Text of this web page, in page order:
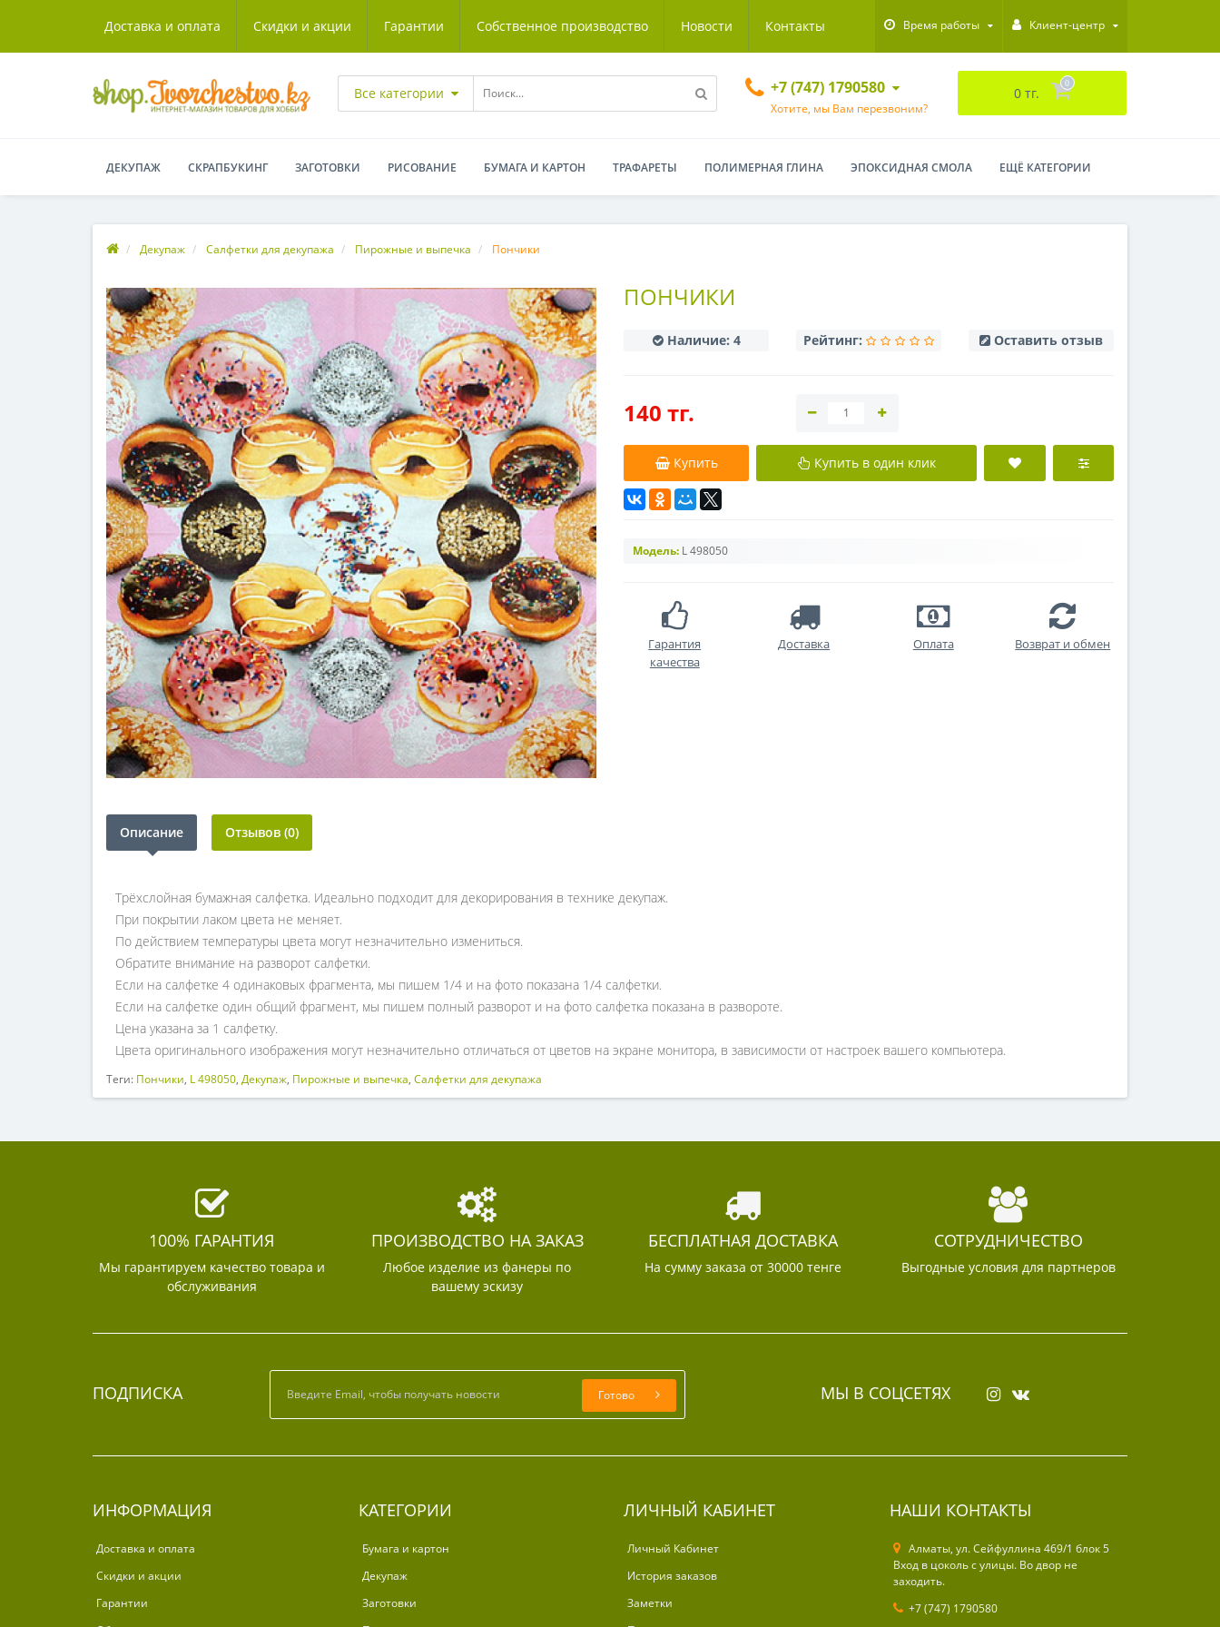
Доставка и оплата Скидки и акции Гарантии Собственное производство Новости Контакты Время работы Клиент-центр
Все категории +7 (747) 1790580
Хотите, мы Вам перезвоним?
0 тг.
0
ДЕКУПАЖ СКРАПБУКИНГ ЗАГОТОВКИ РИСОВАНИЕ БУМАГА И КАРТОН ТРАФАРЕТЫ ПОЛИМЕРНАЯ ГЛИНА ЭПОКСИДНАЯ СМОЛА ЕЩЁ КАТЕГОРИИ
Декупаж Салфетки для декупажа Пирожные и выпечка Пончики
ПОНЧИКИ
Наличие: 4 Рейтинг: Оставить отзыв
140 тг.
Купить Купить в один клик
Модель: L 498050
Гарантия
качества
Доставка Оплата Возврат и обмен
Описание Отзывов (0)
Трёхслойная бумажная салфетка. Идеально подходит для декорирования в технике декупаж.
При покрытии лаком цвета не меняет.
По действием температуры цвета могут незначительно измениться.
Обратите внимание на разворот салфетки.
Если на салфетке 4 одинаковых фрагмента, мы пишем 1/4 и на фото показана 1/4 салфетки.
Если на салфетке один общий фрагмент, мы пишем полный разворот и на фото салфетка показана в развороте.
Цена указана за 1 салфетку.
Цвета оригинального изображения могут незначительно отличаться от цветов на экране монитора, в зависимости от настроек вашего компьютера.
Теги: Пончики, L 498050, Декупаж, Пирожные и выпечка, Салфетки для декупажа
100% ГАРАНТИЯ
Мы гарантируем качество товара и
обслуживания
ПРОИЗВОДСТВО НА ЗАКАЗ
Любое изделие из фанеры по
вашему эскизу
БЕСПЛАТНАЯ ДОСТАВКА
На сумму заказа от 30000 тенге
СОТРУДНИЧЕСТВО
Выгодные условия для партнеров
ПОДПИСКА Готово МЫ В СОЦСЕТЯХ
ИНФОРМАЦИЯ
Доставка и оплата
Скидки и акции
Гарантии
КАТЕГОРИИ
Бумага и картон
Декупаж
Заготовки
ЛИЧНЫЙ КАБИНЕТ
Личный Кабинет
История заказов
Заметки
НАШИ КОНТАКТЫ
Алматы, ул. Cейфуллина 469/1 блок 5
Вход в цоколь с улицы. Во двор не
заходить.
+7 (747) 1790580